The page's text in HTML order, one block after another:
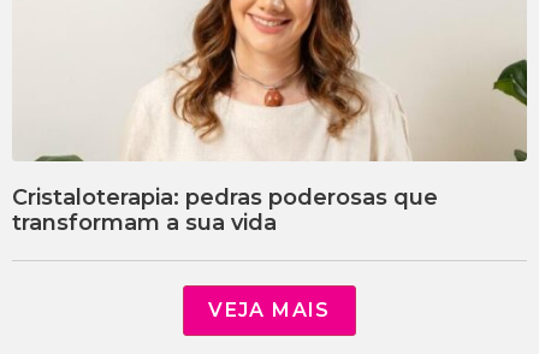
Cristaloterapia: pedras poderosas que
transformam a sua vida
VEJA MAIS